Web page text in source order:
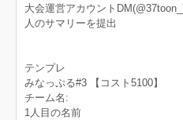
大会運営アカウント
人のサマリーを提出
テンプレ
みなっぷる#3 【コスト5100】
チーム名:
1人目の名前